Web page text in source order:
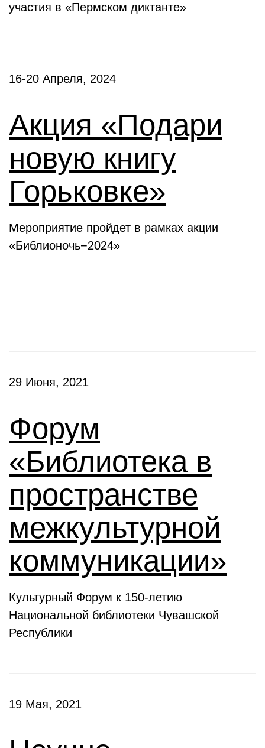
участия в «Пермском диктанте»
16-20 Апреля, 2024
Акция «Подари
новую книгу
Горьковке»
Мероприятие пройдет в рамках акции
«Библионочь−2024»
29 Июня, 2021
Форум
«Библиотека в
пространстве
межкультурной
коммуникации»
Культурный Форум к 150-летию
Национальной библиотеки Чувашской
Республики
19 Мая, 2021